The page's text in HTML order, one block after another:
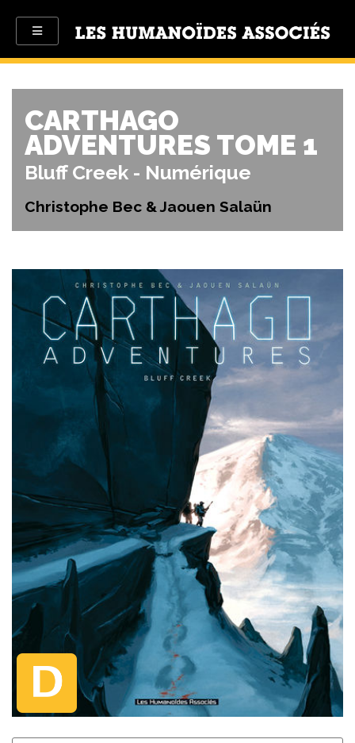
CARTHAGO
ADVENTURES TOME 1
Bluff Creek - Numérique
Christophe Bec & Jaouen Salaün